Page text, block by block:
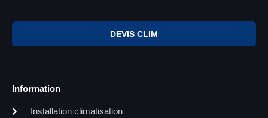
DEVIS CLIM
Information
Installation climatisation